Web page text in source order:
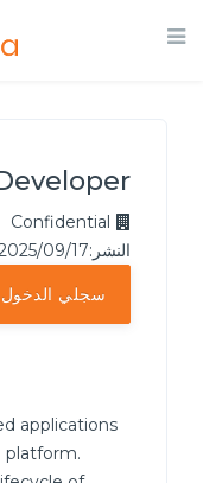
Confidential
النشر:2025/09/17
سجلي الدخول
applications
platform.